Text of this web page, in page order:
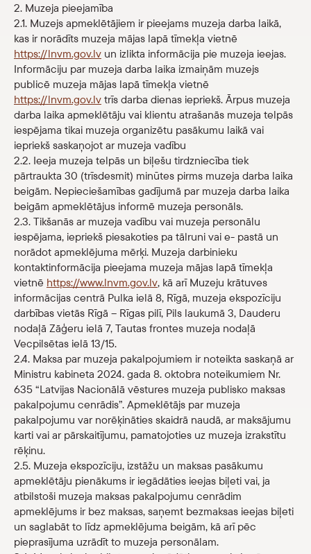
2. Muzeja pieejamība
2.1. Muzejs apmeklētājiem ir pieejams muzeja darba laikā,
kas ir norādīts muzeja mājas lapā tīmekļa vietnē
https://lnvm.gov.lv un izlikta informācija pie muzeja ieejas.
Informāciju par muzeja darba laika izmaiņām muzejs
publicē muzeja mājas lapā tīmekļa vietnē
https://lnvm.gov.lv trīs darba dienas iepriekš. Ārpus muzeja
darba laika apmeklētāju vai klientu atrašanās muzeja telpās
iespējama tikai muzeja organizētu pasākumu laikā vai
iepriekš saskaņojot ar muzeja vadību
2.2. Ieeja muzeja telpās un biļešu tirdzniecība tiek
pārtraukta 30 (trīsdesmit) minūtes pirms muzeja darba laika
beigām. Nepieciešamības gadījumā par muzeja darba laika
beigām apmeklētājus informē muzeja personāls.
2.3. Tikšanās ar muzeja vadību vai muzeja personālu
iespējama, iepriekš piesakoties pa tālruni vai e- pastā un
norādot apmeklējuma mērķi. Muzeja darbinieku
kontaktinformācija pieejama muzeja mājas lapā tīmekļa
vietnē https://www.lnvm.gov.lv, kā arī Muzeju krātuves
informācijas centrā Pulka ielā 8, Rīgā, muzeja ekspozīciju
darbības vietās Rīgā – Rīgas pilī, Pils laukumā 3, Dauderu
nodaļā Zāģeru ielā 7, Tautas frontes muzeja nodaļā
Vecpilsētas ielā 13/15.
2.4. Maksa par muzeja pakalpojumiem ir noteikta saskaņā ar
Ministru kabineta 2024. gada 8. oktobra noteikumiem Nr.
635 “Latvijas Nacionālā vēstures muzeja publisko maksas
pakalpojumu cenrādis”. Apmeklētājs par muzeja
pakalpojumu var norēķināties skaidrā naudā, ar maksājumu
karti vai ar pārskaitījumu, pamatojoties uz muzeja izrakstītu
rēķinu.
2.5. Muzeja ekspozīciju, izstāžu un maksas pasākumu
apmeklētāju pienākums ir iegādāties ieejas biļeti vai, ja
atbilstoši muzeja maksas pakalpojumu cenrādim
apmeklējums ir bez maksas, saņemt bezmaksas ieejas biļeti
un saglabāt to līdz apmeklējuma beigām, kā arī pēc
pieprasījuma uzrādīt to muzeja personālam.